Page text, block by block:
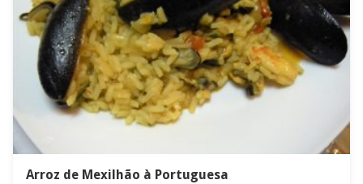
Arroz de Mexilhão à Portuguesa